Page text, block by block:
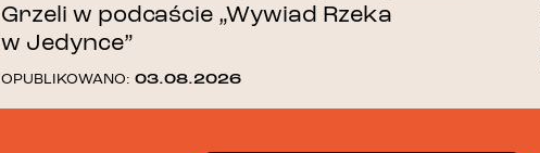
Grzeli w podcaście „Wywiad Rzeka
w Jedynce”
OPUBLIKOWANO: 03.08.2026